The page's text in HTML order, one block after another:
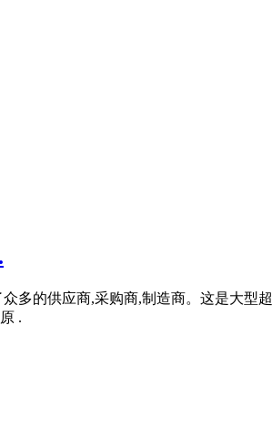
多的供应商,采购商,制造商。这是大型
.